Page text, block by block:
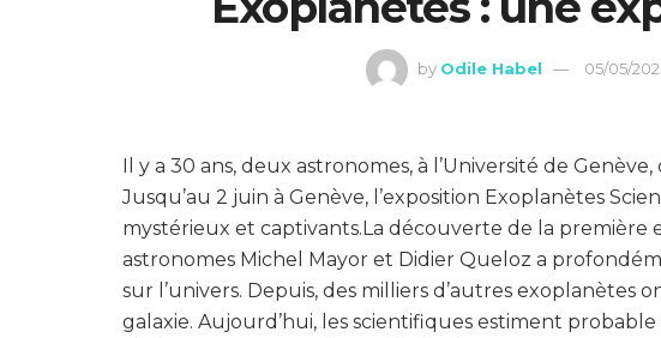
by Odile Habel 05/05/
Il y a 30 ans, deux astronomes, à l’Université de
Jusqu’au 2 juin à Genève, l’exposition Exoplanètes
mystérieux et captivants.La découverte de la première
astronomes Michel Mayor et Didier Queloz a
sur l’univers. Depuis, des milliers d’autres exoplanètes
galaxie. Aujourd’hui, les scientifiques estiment